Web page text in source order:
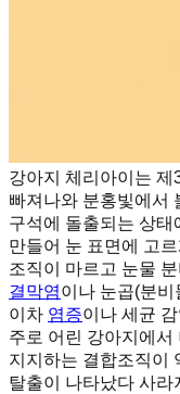
강아지 체리아이는 제
빠져나와 분홍빛에서
구석에 돌출되는 상
만들어 눈 표면에 고
조직이 마르고 눈물
결막염이나 눈곱(분비
이차 염증이나 세균
주로 어린 강아지에
지지하는 결합조직이
탈출이 나타났다 사라